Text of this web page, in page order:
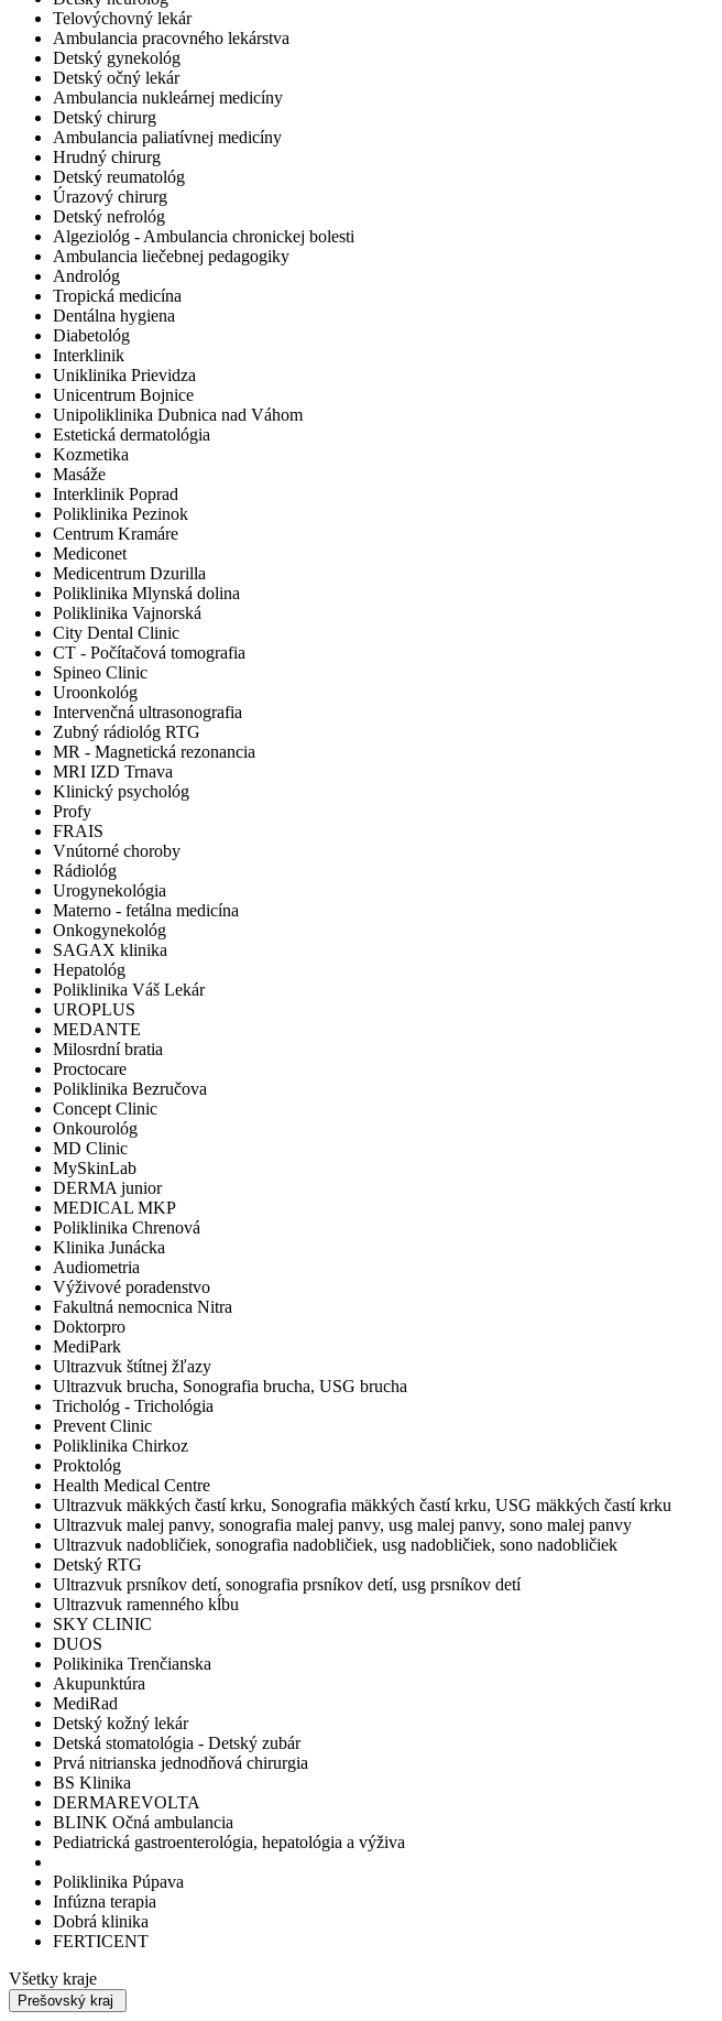
Telovýchovný lekár
Ambulancia pracovného lekárstva
Detský gynekológ
Detský očný lekár
Ambulancia nukleárnej medicíny
Detský chirurg
Ambulancia paliatívnej medicíny
Hrudný chirurg
Detský reumatológ
Úrazový chirurg
Detský nefrológ
Algeziológ - Ambulancia chronickej bolesti
Ambulancia liečebnej pedagogiky
Andrológ
Tropická medicína
Dentálna hygiena
Diabetológ
Interklinik
Uniklinika Prievidza
Unicentrum Bojnice
Unipoliklinika Dubnica nad Váhom
Estetická dermatológia
Kozmetika
Masáže
Interklinik Poprad
Poliklinika Pezinok
Centrum Kramáre
Mediconet
Medicentrum Dzurilla
Poliklinika Mlynská dolina
Poliklinika Vajnorská
City Dental Clinic
CT - Počítačová tomografia
Spineo Clinic
Uroonkológ
Intervenčná ultrasonografia
Zubný rádiológ RTG
MR - Magnetická rezonancia
MRI IZD Trnava
Klinický psychológ
Profy
FRAIS
Vnútorné choroby
Rádiológ
Urogynekológia
Materno - fetálna medicína
Onkogynekológ
SAGAX klinika
Hepatológ
Poliklinika Váš Lekár
UROPLUS
MEDANTE
Milosrdní bratia
Proctocare
Poliklinika Bezručova
Concept Clinic
Onkourológ
MD Clinic
MySkinLab
DERMA junior
MEDICAL MKP
Poliklinika Chrenová
Klinika Junácka
Audiometria
Výživové poradenstvo
Fakultná nemocnica Nitra
Doktorpro
MediPark
Ultrazvuk štítnej žľazy
Ultrazvuk brucha, Sonografia brucha, USG brucha
Trichológ - Trichológia
Prevent Clinic
Poliklinika Chirkoz
Proktológ
Health Medical Centre
Ultrazvuk mäkkých častí krku, Sonografia mäkkých častí krku, USG mäkkých častí krku
Ultrazvuk malej panvy, sonografia malej panvy, usg malej panvy, sono malej panvy
Ultrazvuk nadobličiek, sonografia nadobličiek, usg nadobličiek, sono nadobličiek
Detský RTG
Ultrazvuk prsníkov detí, sonografia prsníkov detí, usg prsníkov detí
Ultrazvuk ramenného kĺbu
SKY CLINIC
DUOS
Polikinika Trenčianska
Akupunktúra
MediRad
Detský kožný lekár
Detská stomatológia - Detský zubár
Prvá nitrianska jednodňová chirurgia
BS Klinika
DERMAREVOLTA
BLINK Očná ambulancia
Pediatrická gastroenterológia, hepatológia a výživa
Poliklinika Púpava
Infúzna terapia
Dobrá klinika
FERTICENT
Všetky kraje
Prešovský kraj